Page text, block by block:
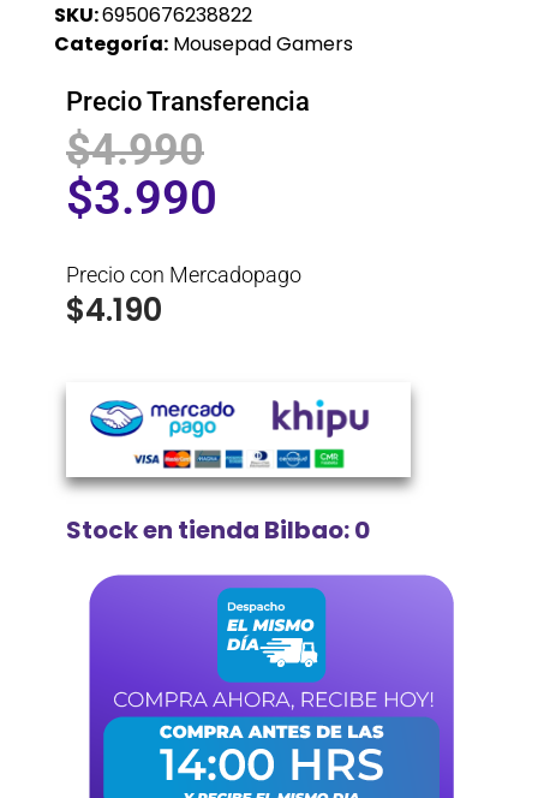
SKU:6950676238822
Categoría: Mousepad Gamers
Precio Transferencia
$4.990
$3.990
Precio con Mercadopago
$4.190
Stock en tienda Bilbao: 0